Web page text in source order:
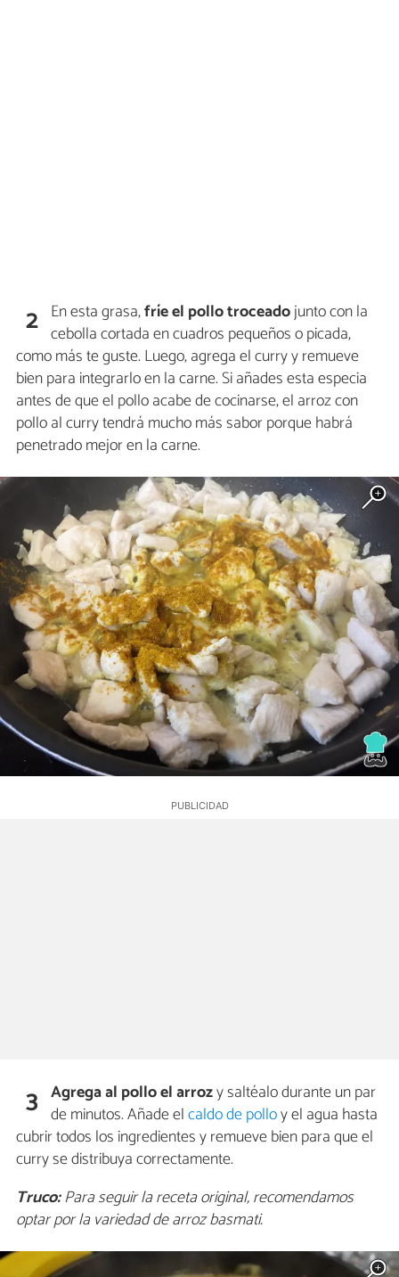
2 En esta grasa,fríe el pollo troceadojunto con la
cebolla cortada en cuadros pequeños o picada,
como más te guste. Luego, agrega el curry y remueve
bien para integrarlo en la carne. Si añades esta especia
antes de que el pollo acabe de cocinarse, el arroz con
pollo al curry tendrá mucho más sabor porque habrá
penetrado mejor en la carne.
3 Agrega al pollo el arrozy saltéalo durante un par
de minutos. Añade elcaldo de polloy el agua hasta
cubrir todos los ingredientes y remueve bien para que el
curry se distribuya correctamente.
Truco:Para seguir la receta original, recomendamos
optar por la variedad de arroz basmati.